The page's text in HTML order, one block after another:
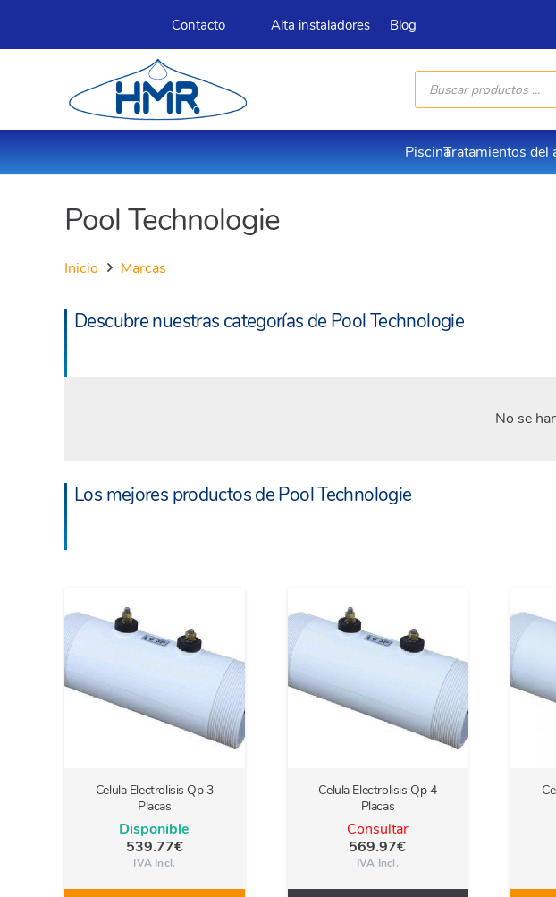
Contacto Alta instaladores Blog
Búsqueda
productos
PiscinaTratamientos del
Pool Technologie
Inicio Marcas
Descubre nuestras categorías de Pool Technologie
No se
Los mejores productos de Pool Technologie
Celula Electrolisis Qp 3
Placas
Disponible
539.77€
IVA Incl.
Celula Electrolisis Qp 4
Placas
Consultar
569.97€
IVA Incl.